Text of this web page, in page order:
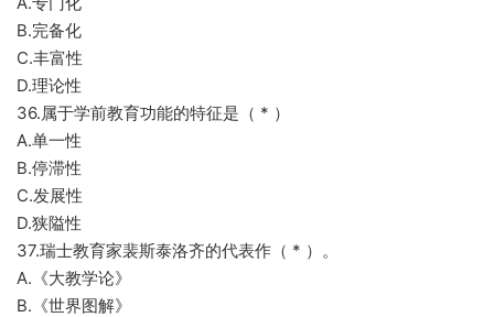
B.完备化
C.丰富性
D.理论性
36.属于学前教育功能的特征是（ * ）
A.单一性
B.停滞性
C.发展性
D.狭隘性
37.瑞士教育家裴斯泰洛齐的代表作（ * ）。
A.《大教学论》
B.《世界图解》